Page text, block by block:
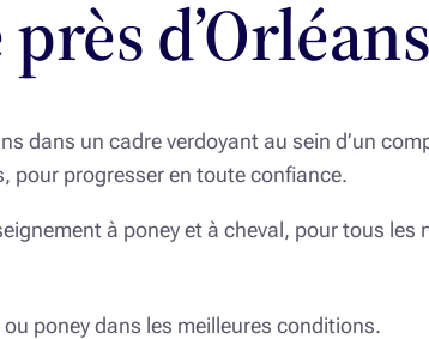
d’Orléans
dans un cadre verdoyant au sein d’un
pour progresser en toute confiance.
à poney et à cheval, pour tous les
poney dans les meilleures conditions.